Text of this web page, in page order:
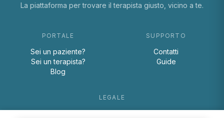
La piattaforma per trovare il terapista giusto, vicino a te.
PORTALE
Sei un paziente?
Sei un terapista?
Blog
SUPPORTO
Contatti
Guide
LEGALE